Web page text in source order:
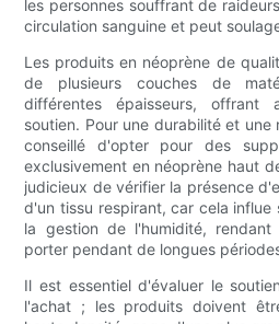
les personnes souffrant de
circulation sanguine et peut
Les produits en néoprène de
de plusieurs couches de
différentes épaisseurs, offrant
soutien. Pour une durabilité et une
conseillé d'opter pour des
exclusivement en néoprène haut
judicieux de vérifier la présence
d'un tissu respirant, car cela
la gestion de l'humidité,
porter pendant de longues
Il est essentiel d'évaluer le
l'achat ; les produits doivent